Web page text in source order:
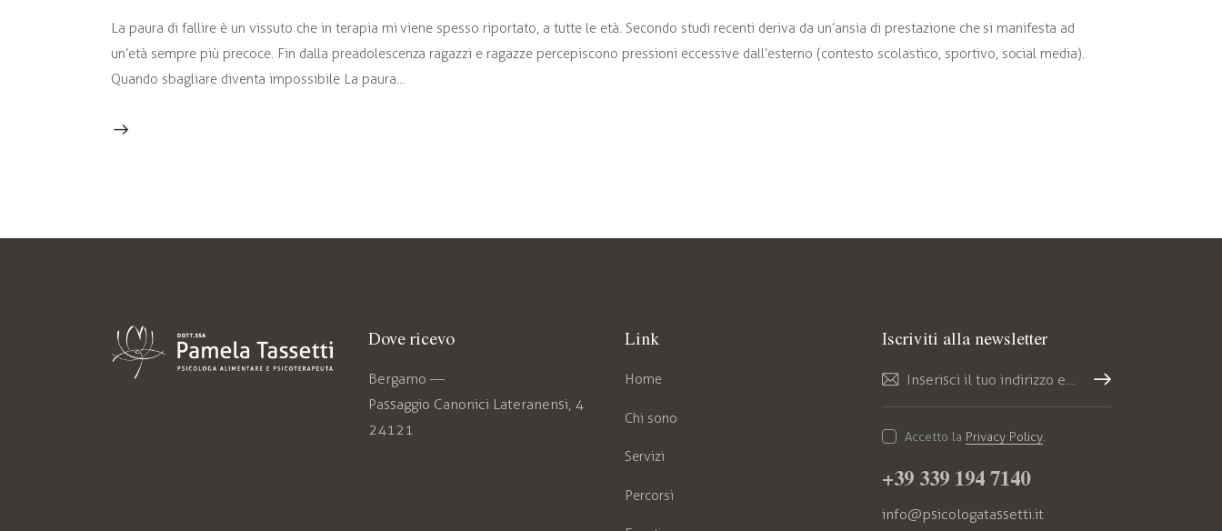
La paura di fallire è un vissuto che in terapia mi viene spesso riportato, a tutte le età. Secondo studi recenti deriva da un’ansia di prestazione che si manifesta ad
un’età sempre più precoce. Fin dalla preadolescenza ragazzi e ragazze percepiscono pressioni eccessive dall’esterno (contesto scolastico, sportivo, social media).
Quando sbagliare diventa impossibile La paura…
Dove ricevo
Bergamo —
Passaggio Canonici Lateranensi, 4
24121
Link
Home
Chi sono
Servizi
Percorsi
Iscriviti alla newsletter
Iscriv
Accetto la Privacy Policy.
+39 339 194 7140
info@psicologatassetti.it